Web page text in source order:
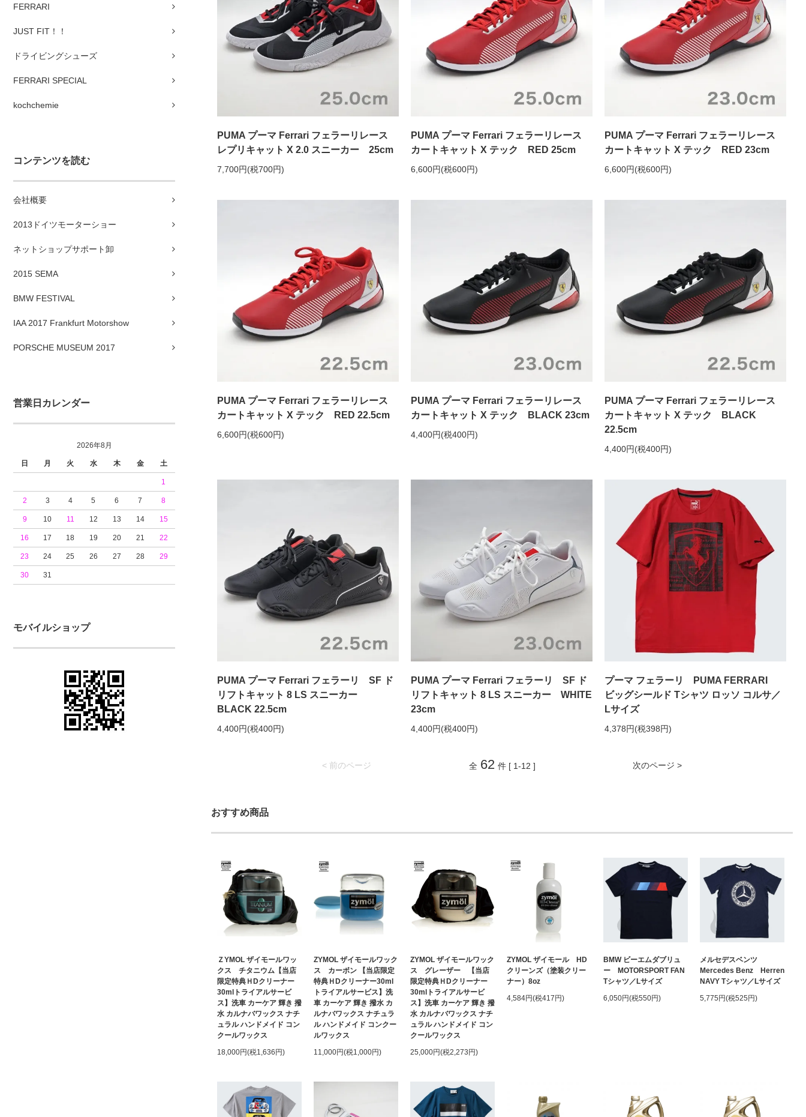
FERRARI
JUST FIT！！
ドライビングシューズ
FERRARI SPECIAL
kochchemie
コンテンツを読む
会社概要
2013ドイツモーターショー
ネットショップサポート卸
2015 SEMA
BMW FESTIVAL
IAA 2017 Frankfurt Motorshow
PORSCHE MUSEUM 2017
営業日カレンダー
2026年8月
日 月 火 水 木 金 土
1
2 3 4 5 6 7 8
9 10 11 12 13 14 15
16 17 18 19 20 21 22
23 24 25 26 27 28 29
30 31
モバイルショップ
PUMA プーマ Ferrari フェラーリレース
レプリキャット X 2.0 スニーカー 25cm
7,700円(税700円)
PUMA プーマ Ferrari フェラーリレース
カートキャット X テック RED 25cm
6,600円(税600円)
PUMA プーマ Ferrari フェラーリレース
カートキャット X テック RED 23cm
6,600円(税600円)
PUMA プーマ Ferrari フェラーリレース
カートキャット X テック RED 22.5cm
6,600円(税600円)
PUMA プーマ Ferrari フェラーリレース
カートキャット X テック BLACK 23cm
4,400円(税400円)
PUMA プーマ Ferrari フェラーリレース
カートキャット X テック BLACK
22.5cm
4,400円(税400円)
PUMA プーマ Ferrari フェラーリ SF ド
リフトキャット 8 LS スニーカー
BLACK 22.5cm
4,400円(税400円)
PUMA プーマ Ferrari フェラーリ SF ド
リフトキャット 8 LS スニーカー WHITE
23cm
4,400円(税400円)
プーマ フェラーリ PUMA FERRARI
ビッグシールド Tシャツ ロッソ コルサ／
Lサイズ
4,378円(税398円)
< 前のページ 次のページ >
全 62 件 [ 1-12 ]
おすすめ商品
ＺYMOL ザイモールワッ
クス チタニウム【当店
限定特典ＨDクリーナー
30mlトライアルサービ
ス】洗車 カーケア 輝き 撥
水 カルナバワックス ナチ
ュラル ハンドメイド コン
クールワックス
18,000円(税1,636円)
ZYMOL ザイモールワック
ス カーボン 【当店限定
特典ＨDクリーナー30ml
トライアルサービス】洗
車 カーケア 輝き 撥水 カ
ルナバワックス ナチュラ
ル ハンドメイド コンクー
ルワックス
11,000円(税1,000円)
ZYMOL ザイモールワック
ス グレーザー 【当店
限定特典ＨDクリーナー
30mlトライアルサービ
ス】洗車 カーケア 輝き 撥
水 カルナバワックス ナチ
ュラル ハンドメイド コン
クールワックス
25,000円(税2,273円)
ZYMOL ザイモール HD
クリーンズ（塗装クリー
ナー）8oz
4,584円(税417円)
BMW ビーエムダブリュ
ー MOTORSPORT FAN
Tシャツ／Lサイズ
6,050円(税550円)
メルセデスベンツ
Mercedes Benz Herren
NAVY Tシャツ／Lサイズ
5,775円(税525円)